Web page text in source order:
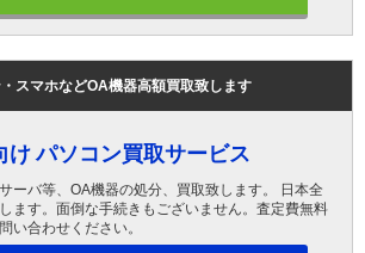
スマホなどOA機器高額買取致します
け パソコン買取サービス
ーバ等、OA機器の処分、買取致します。 日本全
ます。面倒な手続きもございません。査定費無料
い合わせください。